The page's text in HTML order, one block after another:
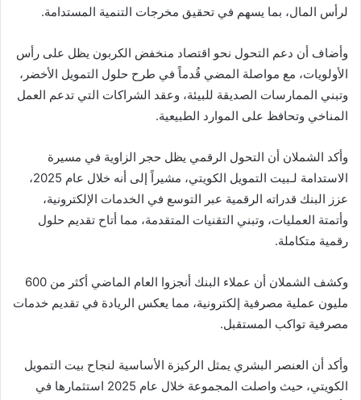
لرأس المال، بما يسهم في تحقيق مخرجات التنمية المستدامة.
وأضاف أن دعم التحول نحو اقتصاد منخفض الكربون يظل على رأس
الأولويات، مع مواصلة المضي قُدماً في طرح حلول التمويل الأخضر،
وتبني الممارسات الصديقة للبيئة، وعقد الشراكات التي تدعم العمل
المناخي وتحافظ على الموارد الطبيعية.
وأكد الشملان أن التحول الرقمي يظل حجر الزاوية في مسيرة
الاستدامة لـبيت التمويل الكويتي، مشيراً إلى أنه خلال عام 2025،
عزز البنك قدراته الرقمية عبر التوسع في الخدمات الإلكترونية،
وأتمتة العمليات، وتبني التقنيات المتقدمة، مما أتاح تقديم حلول
رقمية متكاملة.
وكشف الشملان أن عملاء البنك أنجزوا العام الماضي أكثر من 600
مليون عملية مصرفية إلكترونية، مما يعكس الريادة في تقديم خدمات
مصرفية تواكب المستقبل.
وأكد أن العنصر البشري يمثل الركيزة الأساسية لنجاح بيت التمويل
الكويتي، حيث واصلت المجموعة خلال عام 2025 استثمارها في